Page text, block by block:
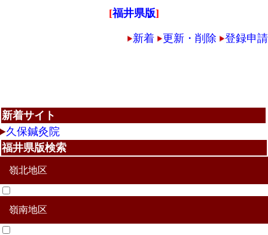
[福井県版]
新着 更新・削除 登録申請
新着サイト
久保鍼灸院
福井県版検索
嶺北地区
福井市
大野市
勝山市
鯖江市
越前市
あわら市
坂井市
吉田郡永平寺町
丹生郡越前町
今立郡池田町
南条郡南越前町
嶺南地区